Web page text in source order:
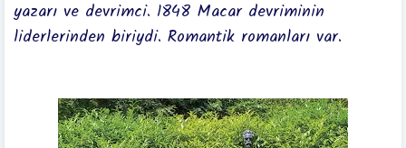
yazarı ve devrimci. 1848 Macar devriminin
liderlerinden biriydi. Romantik romanları var.